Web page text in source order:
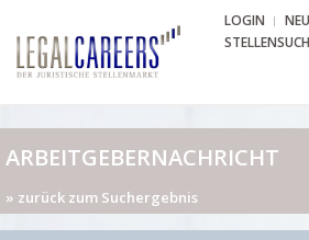
LOGIN
ARBEITGEBERNACHRICHT
» zurück zum Suchergebnis